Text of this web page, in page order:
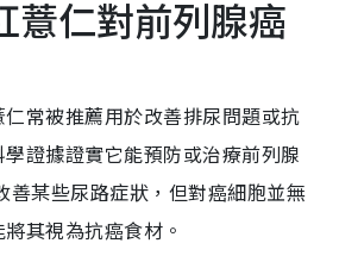
薏仁對前列腺癌
常被推薦用於改善排尿問題或抗
證據證實它能預防或治療前列腺
善某些尿路症狀，但對癌細胞並無
其視為抗癌食材。